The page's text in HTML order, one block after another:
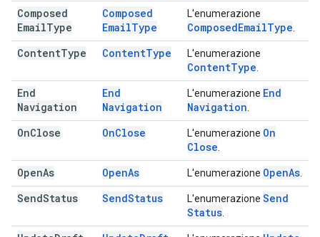
Composed
EmailType
Composed
EmailType
L'enumerazione
ComposedEmailType
ContentType ContentType L'enumerazione
ContentType
End
Navigation
End
Navigation
L'enumerazione End
Navigation
OnClose OnClose L'enumerazione On
Close
OpenAs OpenAs L'enumerazione OpenAs
SendStatus SendStatus L'enumerazione Send
Status